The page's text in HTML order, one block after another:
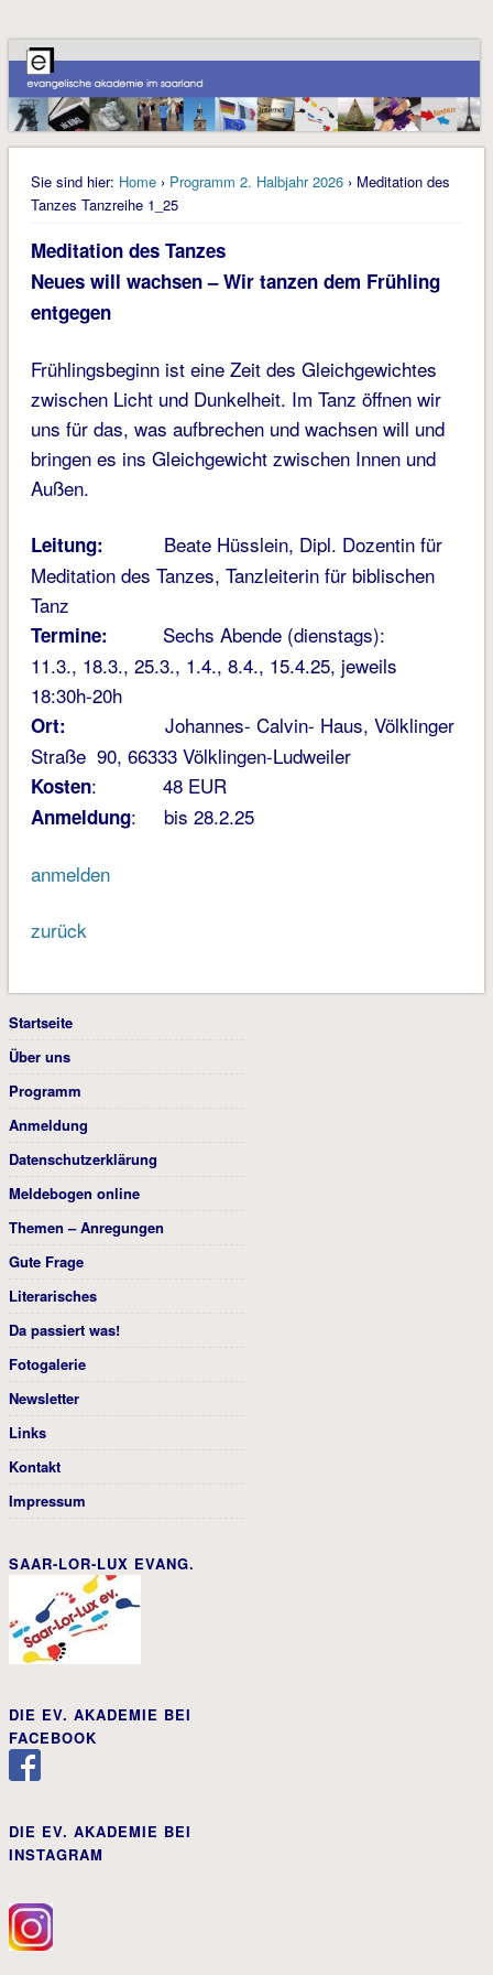
Sie sind hier: Home› Programm 2. Halbjahr 2026› Meditation des
Tanzes Tanzreihe 1_25
Meditation des Tanzes
Neues will wachsen – Wir tanzen dem Frühling
entgegen
Frühlingsbeginn ist eine Zeit des Gleichgewichtes
zwischen Licht und Dunkelheit. Im Tanz öffnen wir
uns für das, was aufbrechen und wachsen will und
bringen es ins Gleichgewicht zwischen Innen und
Außen.
Leitung: Beate Hüsslein, Dipl. Dozentin für
Meditation des Tanzes, Tanzleiterin für biblischen
Tanz
Termine: Sechs Abende (dienstags):
11.3., 18.3., 25.3., 1.4., 8.4., 15.4.25, jeweils
18:30h-20h
Ort: Johannes- Calvin- Haus, Völklinger
Straße 90, 66333 Völklingen-Ludweiler
Kosten: 48 EUR
Anmeldung: bis 28.2.25
anmelden
zurück
Startseite
Über uns
Programm
Anmeldung
Datenschutzerklärung
Meldebogen online
Themen – Anregungen
Gute Frage
Literarisches
Da passiert was!
Fotogalerie
Newsletter
Links
Kontakt
Impressum
SAAR-LOR-LUX EVANG.
DIE EV. AKADEMIE BEI
FACEBOOK
DIE EV. AKADEMIE BEI
INSTAGRAM